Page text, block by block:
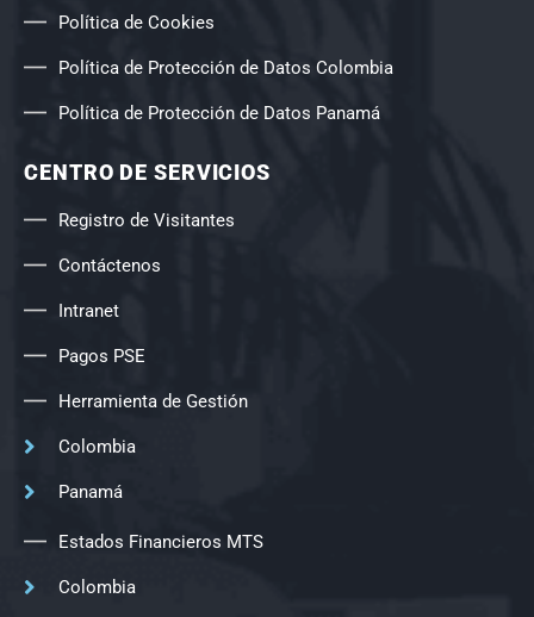
Política de Cookies
Política de Protección de Datos Colombia
Política de Protección de Datos Panamá
CENTRO DE SERVICIOS
Registro de Visitantes
Contáctenos
Intranet
Pagos PSE
Herramienta de Gestión
Colombia
Panamá
Estados Financieros MTS
Colombia